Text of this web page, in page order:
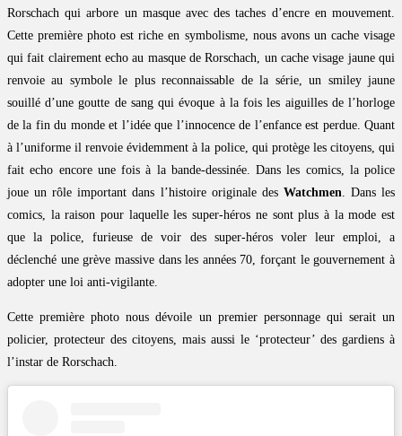
Rorschach qui arbore un masque avec des taches d’encre en mouvement.
Cette première photo est riche en symbolisme, nous avons un cache visage
qui fait clairement echo au masque de Rorschach, un cache visage jaune qui
renvoie au symbole le plus reconnaissable de la série, un smiley jaune
souillé d’une goutte de sang qui évoque à la fois les aiguilles de l’horloge
de la fin du monde et l’idée que l’innocence de l’enfance est perdue. Quant
à l’uniforme il renvoie évidemment à la police, qui protège les citoyens, qui
fait echo encore une fois à la bande-dessinée. Dans les comics, la police
joue un rôle important dans l’histoire originale des Watchmen. Dans les
comics, la raison pour laquelle les super-héros ne sont plus à la mode est
que la police, furieuse de voir des super-héros voler leur emploi, a
déclenché une grève massive dans les années 70, forçant le gouvernement à
adopter une loi anti-vigilante.
Cette première photo nous dévoile un premier personnage qui serait un
policier, protecteur des citoyens, mais aussi le ‘protecteur’ des gardiens à
l’instar de Rorschach.